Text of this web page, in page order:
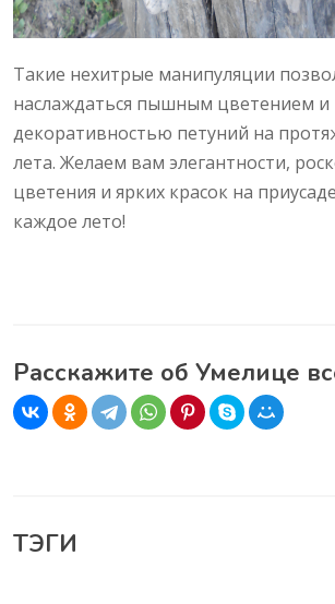
Такие нехитрые манипуляции
наслаждаться пышным цветением и
декоративностью петуний на
лета. Желаем вам элегантности,
цветения и ярких красок на
каждое лето!
Расскажите об Умелице
ТЭГИ